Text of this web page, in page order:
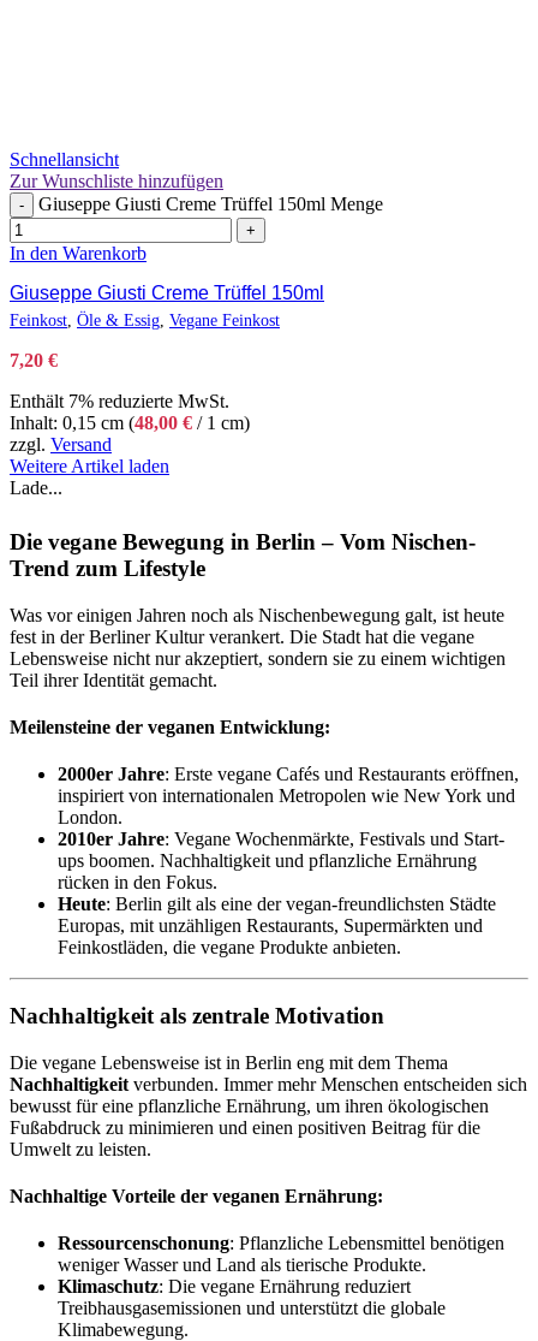
Schnellansicht
Zur Wunschliste hinzufügen
- Giuseppe Giusti Creme Trüffel 150ml Menge
+
In den Warenkorb
Giuseppe Giusti Creme Trüffel 150ml
Feinkost, Öle & Essig, Vegane Feinkost
7,20 €
Enthält 7% reduzierte MwSt.
Inhalt: 0,15 cm (48,00 € / 1 cm)
zzgl. Versand
Weitere Artikel laden
Lade...
Die vegane Bewegung in Berlin – Vom Nischen-
Trend zum Lifestyle
Was vor einigen Jahren noch als Nischenbewegung galt, ist heute
fest in der Berliner Kultur verankert. Die Stadt hat die vegane
Lebensweise nicht nur akzeptiert, sondern sie zu einem wichtigen
Teil ihrer Identität gemacht.
Meilensteine der veganen Entwicklung:
2000er Jahre: Erste vegane Cafés und Restaurants eröffnen,
inspiriert von internationalen Metropolen wie New York und
London.
2010er Jahre: Vegane Wochenmärkte, Festivals und Start-
ups boomen. Nachhaltigkeit und pflanzliche Ernährung
rücken in den Fokus.
Heute: Berlin gilt als eine der vegan-freundlichsten Städte
Europas, mit unzähligen Restaurants, Supermärkten und
Feinkostläden, die vegane Produkte anbieten.
Nachhaltigkeit als zentrale Motivation
Die vegane Lebensweise ist in Berlin eng mit dem Thema
Nachhaltigkeit verbunden. Immer mehr Menschen entscheiden sich
bewusst für eine pflanzliche Ernährung, um ihren ökologischen
Fußabdruck zu minimieren und einen positiven Beitrag für die
Umwelt zu leisten.
Nachhaltige Vorteile der veganen Ernährung:
Ressourcenschonung: Pflanzliche Lebensmittel benötigen
weniger Wasser und Land als tierische Produkte.
Klimaschutz: Die vegane Ernährung reduziert
Treibhausgasemissionen und unterstützt die globale
Klimabewegung.